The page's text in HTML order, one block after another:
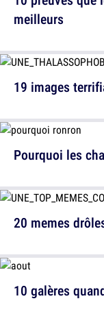
meilleurs
Pourquoi les
10 galères
19 images
20 memes